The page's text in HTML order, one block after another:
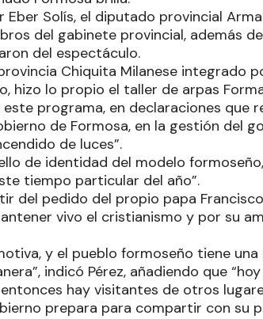
Solís, el diputado provincial
del gabinete provincial, además
del espectáculo.
Chiquita Milanese integrado
hizo lo propio el taller de arpas
programa, en declaraciones que
de Formosa, en la gestión del
de luces”.
de identidad del modelo formoseño,
tiempo particular del año”.
del pedido del propio papa
vivo el cristianismo y por su
y el pueblo formoseño tiene
indicó Pérez, añadiendo que
hay visitantes de otros
prepara para compartir con su